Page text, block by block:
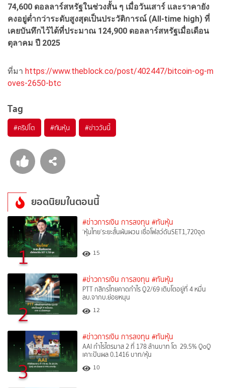
74,600 ดอลลาร์สหรัฐในช่วงสั้น ๆ เมื่อวันเสาร์ และราคายัง
คงอยู่ต่ำกว่าระดับสูงสุดเป็นประวัติการณ์ (All-time high) ที่
เคยบันทึกไว้ได้ที่ประมาณ 124,900 ดอลลาร์สหรัฐเมื่อเดือน
ตุลาคม ปี 2025
ที่มา https://www.theblock.co/post/402447/bitcoin-og-m
oves-2650-btc
Tag
#คริปโต #ทันหุ้น #ข่าววันนี้
ยอดนิยมในตอนนี้
1
#ข่าวการเงิน การลงทุน #ทันหุ้น
‘หุ้นไทย’ระยะสั้นผันผวน เชื่อโฟลว์ดันSET1,720จุด
15
2
#ข่าวการเงิน การลงทุน #ทันหุ้น
PTT กสิกรไทยคาดกำไร Q2/69 เติบโตอยู่ที่ 4 หมื่น
ลบ.จากบ.ย่อยหนุน
12
3
#ข่าวการเงิน การลงทุน #ทันหุ้น
AAI กำไรไตรมาส 2 ที่ 178 ล้านบาท โต 29.5% QoQ
เคาะปันผล 0.1416 บาท/หุ้น
10